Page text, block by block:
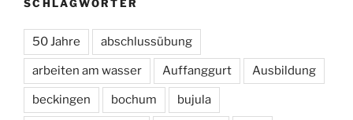
SCHLAGWÖRTER
50 Jahre abschlussübung
arbeiten am wasser Auffanggurt Ausbildung
beckingen bochum bujula